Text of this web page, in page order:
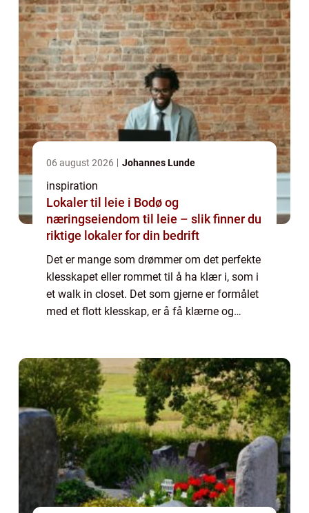
06 august 2026 Johannes Lunde
inspiration
Lokaler til leie i Bodø og
næringseiendom til leie – slik finner du
riktige lokaler for din bedrift
Det er mange som drømmer om det perfekte
klesskapet eller rommet til å ha klær i, som i
et walk in closet. Det som gjerne er formålet
med et flott klesskap, er å få klærne og